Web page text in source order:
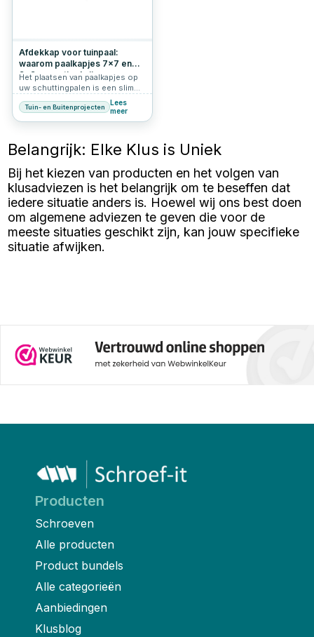
Afdekkap voor tuinpaal:
waarom paalkapjes 7x7 en
9x9 essentieel zijn
Het plaatsen van paalkapjes op
uw schuttingpalen is een slimme
bescherming als de uitstraling
van uw tuin. Of u nu kiest voor
accessoires bieden praktische
verzorgde look van uw
buitenruimte. Hieronder leest u
waarom paalkapjes verzinkt en
andere varianten essentieel zijn
voor uw schutting.
Tuin- en Buitenprojecten
Lees
meer
Belangrijk: Elke Klus is Uniek
Bij het kiezen van producten en het volgen van
klusadviezen is het belangrijk om te beseffen dat
iedere situatie anders is. Hoewel wij ons best doen
om algemene adviezen te geven die voor de
meeste situaties geschikt zijn, kan jouw specifieke
situatie afwijken.
Producten
Schroeven
Alle producten
Product bundels
Alle categorieën
Aanbiedingen
Klusblog